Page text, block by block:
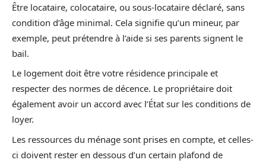
Être locataire, colocataire, ou sous-locataire déclaré, sans
condition d’âge minimal. Cela signifie qu’un mineur, par
exemple, peut prétendre à l’aide si ses parents signent le
bail.
Le logement doit être votre résidence principale et
respecter des normes de décence. Le propriétaire doit
également avoir un accord avec l’État sur les conditions de
loyer.
Les ressources du ménage sont prises en compte, et celles-
ci doivent rester en dessous d’un certain plafond de